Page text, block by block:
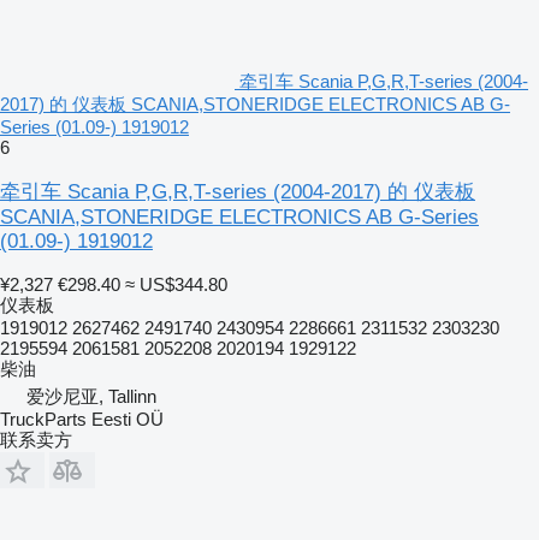
牵引车 Scania P,G,R,T-series (2004-
2017) 的 仪表板 SCANIA,STONERIDGE ELECTRONICS AB G-
Series (01.09-) 1919012
6
牵引车 Scania P,G,R,T-series (2004-2017) 的 仪表板
SCANIA,STONERIDGE ELECTRONICS AB G-Series
(01.09-) 1919012
¥2,327 €298.40 ≈ US$344.80
仪表板
1919012 2627462 2491740 2430954 2286661 2311532 2303230
2195594 2061581 2052208 2020194 1929122
柴油
爱沙尼亚, Tallinn
TruckParts Eesti OÜ
联系卖方